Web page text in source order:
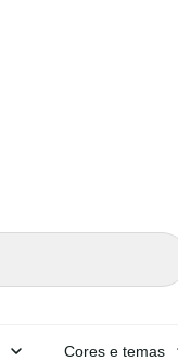
Cores e temas